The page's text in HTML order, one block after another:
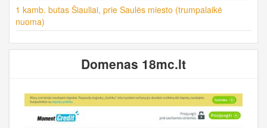
1 kamb. butas Šiauliai, prie Saulės miesto (trumpalaikė
nuoma)
Domenas 18mc.lt